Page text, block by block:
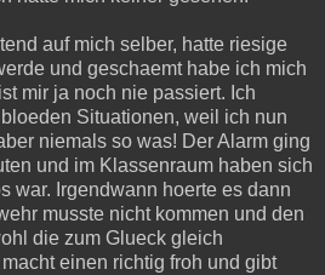
auf mich selber, hatte riesige
und geschaemt habe ich mich
mir ja noch nie passiert. Ich
Situationen, weil ich nun
niemals so was! Der Alarm ging
und im Klassenraum haben sich
war. Irgendwann hoerte es dann
musste nicht kommen und den
die zum Glueck gleich
einen richtig froh und gibt